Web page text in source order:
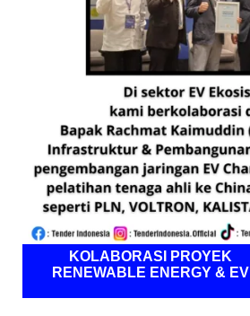
KOLABORASI PROYEK
RENEWABLE ENERGY & EV